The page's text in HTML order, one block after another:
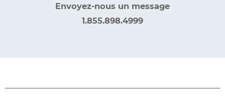
Envoyez-nous un message
1.855.898.4999